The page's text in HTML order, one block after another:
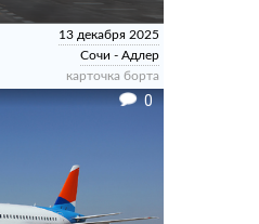
13 декабря 2025
Сочи - Адлер
карточка борта
0